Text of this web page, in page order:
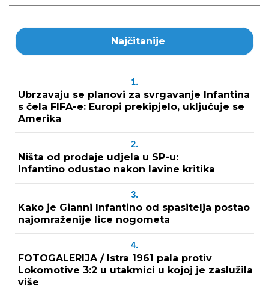
Najčitanije
1.
Ubrzavaju se planovi za svrgavanje Infantina
s čela FIFA-e: Europi prekipjelo, uključuje se
Amerika
2.
Ništa od prodaje udjela u SP-u:
Infantino odustao nakon lavine kritika
3.
Kako je Gianni Infantino od spasitelja postao
najomraženije lice nogometa
4.
FOTOGALERIJA / Istra 1961 pala protiv
Lokomotive 3:2 u utakmici u kojoj je zaslužila
više